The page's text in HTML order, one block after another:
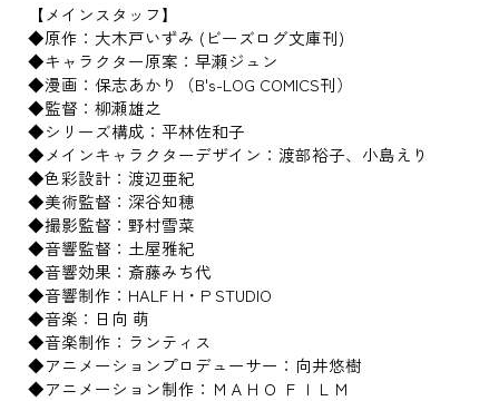
【メインスタッフ】
◆原作：大木戸いずみ (ビーズログ文庫刊)
◆キャラクター原案：早瀬ジュン
◆漫画：保志あかり（B's-LOG COMICS刊）
◆監督：柳瀬雄之
◆シリーズ構成：平林佐和子
◆メインキャラクターデザイン：渡部裕子、小島えり
◆色彩設計：渡辺亜紀
◆美術監督：深谷知穂
◆撮影監督：野村雪菜
◆音響監督：土屋雅紀
◆音響効果：斎藤みち代
◆音響制作：HALF H・P STUDIO
◆音楽：日向 萌
◆音楽制作：ランティス
◆アニメーションプロデューサー：向井悠樹
◆アニメーション制作：ＭＡＨＯ ＦＩＬＭ